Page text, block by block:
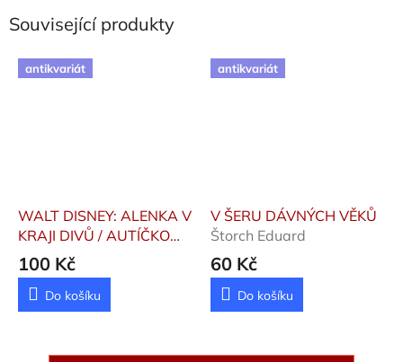
Související produkty
antikvariát
WALT DISNEY: ALENKA V
KRAJI DIVŮ / AUTÍČKO
MODRÁSEK / O TŘECH
MALÝCH PRASÁTKÁCH
100 Kč
Do košíku
antikvariát
V ŠERU DÁVNÝCH VĚKŮ
Štorch Eduard
60 Kč
Do košíku